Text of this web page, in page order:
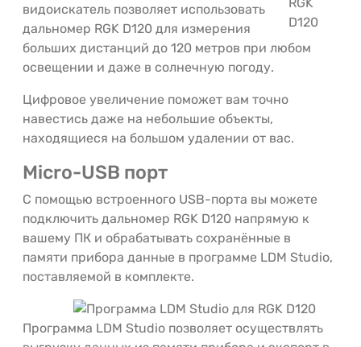
видоискатель позволяет использовать
дальномер RGK D120 для измерения
больших дистанций до 120 метров при любом
освещении и даже в солнечную погоду.
Цифровое увеличение поможет вам точно
навестись даже на небольшие объекты,
находящиеся на большом удалении от вас.
Micro-USB порт
С помощью встроенного USB-порта вы можете
подключить дальномер RGK D120 напрямую к
вашему ПК и обрабатывать сохранённые в
памяти прибора данные в программе LDM Studio,
поставляемой в комплекте.
Программа LDM Studio позволяет осуществлять